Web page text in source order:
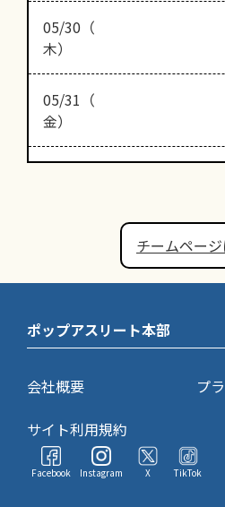
05/30（
木）
05/31（
金）
チームペー
ポップアスリート本部
会社概要
プ
サイト利用規約
Facebook Instagram X TikTok